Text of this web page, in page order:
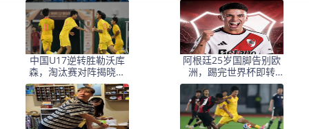
中国U17逆转胜勒沃库
森，淘汰赛对阵揭晓：
国足将战河床，上海迎
战阿森纳
阿根廷25岁国脚告别欧
洲，踢完世界杯即转
会！正值巅峰回归阿超